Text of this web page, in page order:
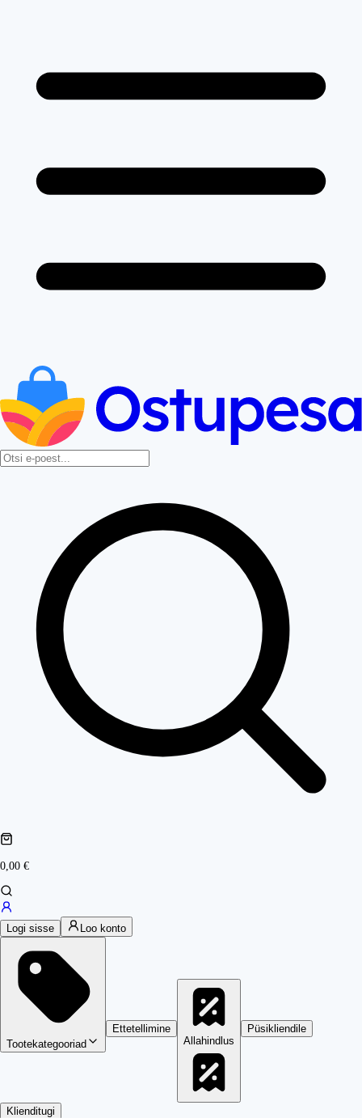
0,00 €
Logi sisse Loo konto
Tootekategooriad
Ettetellimine
Allahindlus
Püsikliendile
Klienditugi